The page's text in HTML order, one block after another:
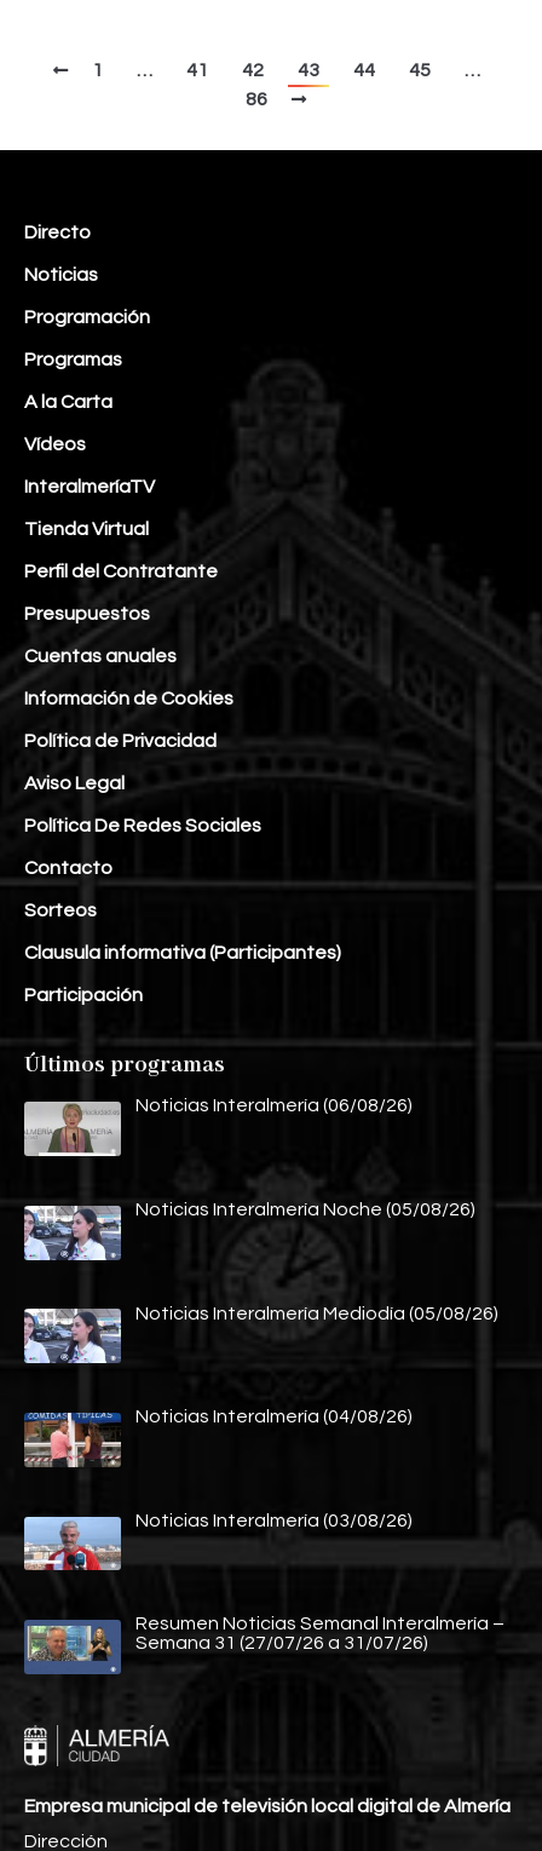
1 … 41 42 43 44 45
…
86
Directo
Noticias
Programación
Programas
A la Carta
Vídeos
InteralmeríaTV
Tienda Virtual
Perfil del Contratante
Presupuestos
Cuentas anuales
Información de Cookies
Política de Privacidad
Aviso Legal
Política De Redes Sociales
Contacto
Sorteos
Clausula informativa (Participantes)
Participación
Últimos programas
Noticias Interalmería (06/08/26)
Noticias Interalmería Noche (05/08/26)
Noticias Interalmería Mediodía (05/08/26)
Noticias Interalmería (04/08/26)
Noticias Interalmería (03/08/26)
Resumen Noticias Semanal Interalmería –
Semana 31 (27/07/26 a 31/07/26)
Empresa municipal de televisión local digital de Almería
Dirección